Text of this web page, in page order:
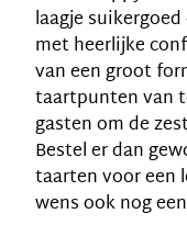
laagje
met heerlijke
van een groot
taartpunten van
gasten om de
Bestel er dan
taarten voor een
wens ook nog